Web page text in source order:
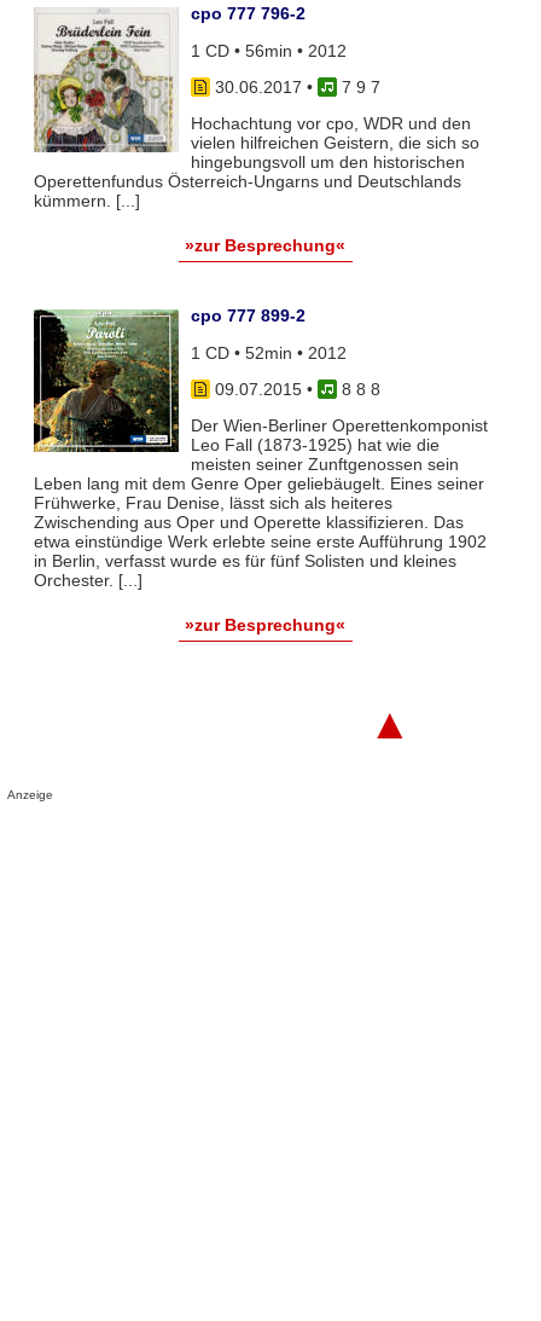
cpo 777 796-2
1 CD • 56min • 2012
30.06.2017 •
7 9 7
Hochachtung vor cpo, WDR und den
vielen hilfreichen Geistern, die sich so
hingebungsvoll um den historischen
Operettenfundus Österreich-Ungarns und Deutschlands
kümmern. [...]
»zur Besprechung«
cpo 777 899-2
1 CD • 52min • 2012
09.07.2015•
8 8 8
Der Wien-Berliner Operettenkomponist
Leo Fall (1873-1925) hat wie die
meisten seiner Zunftgenossen sein
Leben lang mit dem Genre Oper geliebäugelt. Eines seiner
Frühwerke, Frau Denise, lässt sich als heiteres
Zwischending aus Oper und Operette klassifizieren. Das
etwa einstündige Werk erlebte seine erste Aufführung 1902
in Berlin, verfasst wurde es für fünf Solisten und kleines
Orchester. [...]
»zur Besprechung«
▲
Anzeige